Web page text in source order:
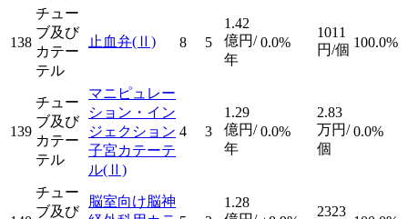
138
チュー
ブ及び
カテー
テル
止血弁(Ⅱ) 8 5
1.42
億円/
年
0.0%
1011
円/個 100.0%
139
チュー
ブ及び
カテー
テル
マニピュレー
ション・イン
ジェクション
子宮カテーテ
ル(Ⅱ)
4 3
1.29
億円/
年
0.0%
2.83
万円/
個
0.0%
チュー
ブ及び
脳室向け脳神
1.28
2323